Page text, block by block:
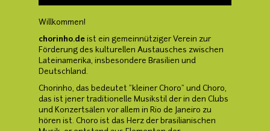
Willkommen!
chorinho.de ist ein gemeinnütziger Verein zur
Förderung des kulturellen Austausches zwischen
Lateinamerika, insbesondere Brasilien und
Deutschland.
Chorinho, das bedeutet "kleiner Choro" und Choro,
das ist jener traditionelle Musikstil der in den Clubs
und Konzertsälen vor allem in Rio de Janeiro zu
hören ist. Choro ist das Herz der brasilianischen